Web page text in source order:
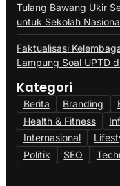
Tulang Bawang Ukir
untuk Sekolah
Faktualisasi
Lampung Soal UPTD
Kategori
Berita Branding
Health & Fitness
Internasional
Politik
SEO